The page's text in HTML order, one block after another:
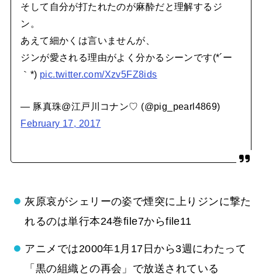
そして自分が打たれたのが麻酔だと理解するジ
ン。
あえて細かくは言いませんが、
ジンが愛される理由がよく分かるシーンです(*´ー
｀*) pic.twitter.com/Xzv5FZ8ids
— 豚真珠@江戸川コナン♡ (@pig_pearl4869)
February 17, 2017
灰原哀がシェリーの姿で煙突に上りジンに撃た
れるのは単行本24巻file7からfile11
アニメでは2000年1月17日から3週にわたって
「黒の組織との再会」で放送されている